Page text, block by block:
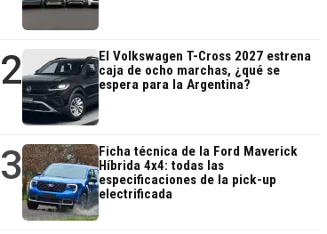
2
El Volkswagen T-Cross 2027 estrena
caja de ocho marchas, ¿qué se
espera para la Argentina?
3
Ficha técnica de la Ford Maverick
Híbrida 4x4: todas las
especificaciones de la pick-up
electrificada